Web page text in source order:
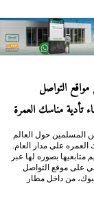
التواصل
تأدية مناسك العمرة
المسلمين حول العالم
العمره على مدار العام.
بصوره لها عبر
على موقع التواصل
من داخل مطار